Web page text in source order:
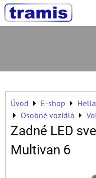
Úvod E-shop
Osobné vozidlá
Zadné LED
Multivan 6